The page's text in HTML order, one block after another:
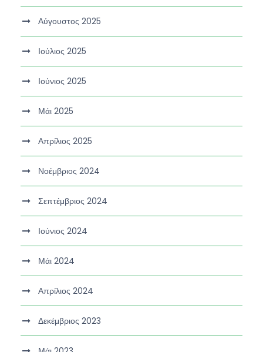
Αύγουστος 2025
Ιούλιος 2025
Ιούνιος 2025
Μάι 2025
Απρίλιος 2025
Νοέμβριος 2024
Σεπτέμβριος 2024
Ιούνιος 2024
Μάι 2024
Απρίλιος 2024
Δεκέμβριος 2023